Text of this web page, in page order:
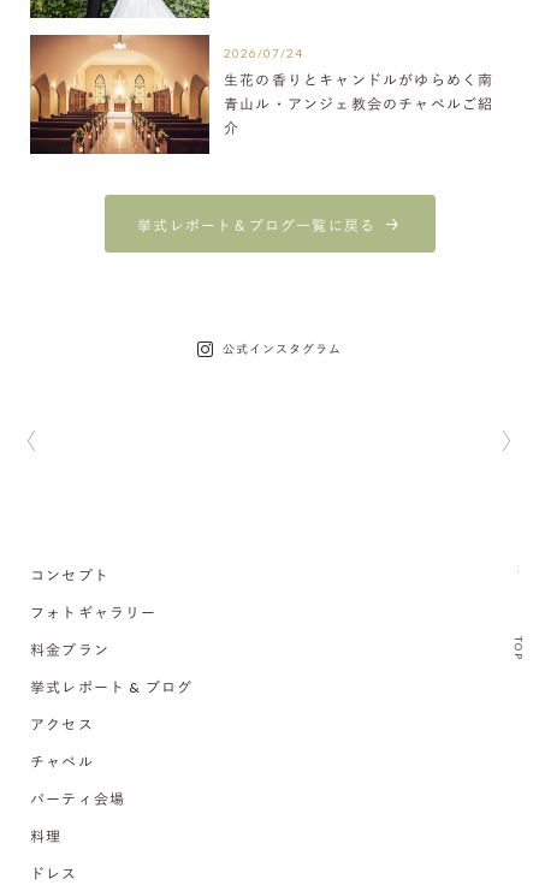
2026/07/24
生花の香りとキャンドルがゆらめく南
青山ル・アンジェ教会のチャペルご紹
介
挙式レポート＆ブログ一覧に戻る
公式インスタグラム
TOP
コンセプト
フォトギャラリー
料金プラン
挙式レポート & ブログ
アクセス
チャペル
パーティ会場
料理
ドレス